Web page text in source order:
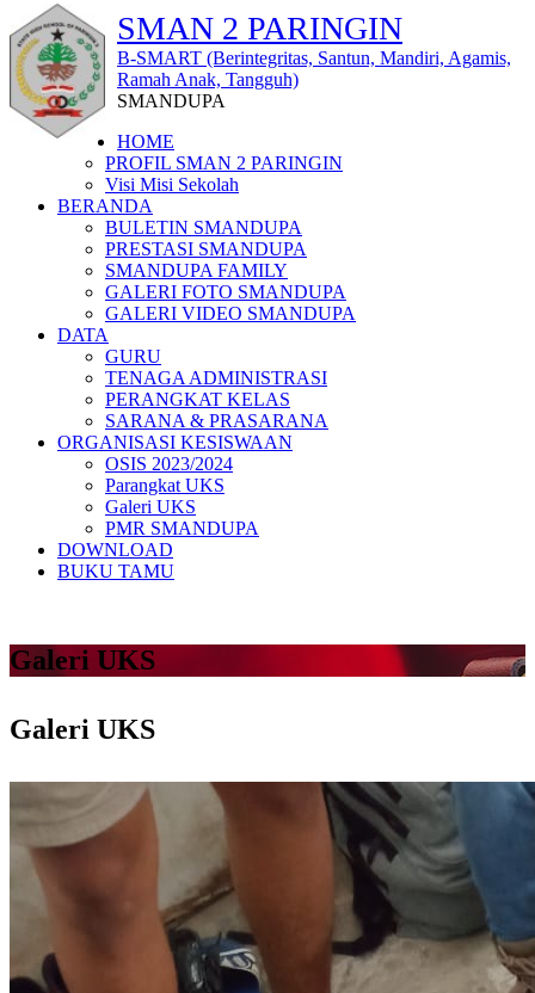
SMAN 2 PARINGIN
B-SMART (Berintegritas, Santun, Mandiri, Agamis,
Ramah Anak, Tangguh)
SMANDUPA
HOME
PROFIL SMAN 2 PARINGIN
Visi Misi Sekolah
BERANDA
BULETIN SMANDUPA
PRESTASI SMANDUPA
SMANDUPA FAMILY
GALERI FOTO SMANDUPA
GALERI VIDEO SMANDUPA
DATA
GURU
TENAGA ADMINISTRASI
PERANGKAT KELAS
SARANA & PRASARANA
ORGANISASI KESISWAAN
OSIS 2023/2024
Parangkat UKS
Galeri UKS
PMR SMANDUPA
DOWNLOAD
BUKU TAMU
Galeri UKS
Galeri UKS